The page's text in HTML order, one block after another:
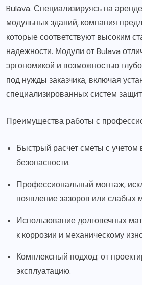
Bulava. Специализируясь на
модульных зданий, компания
которые соответствуют высоким
надежности. Модули от Bulava
эргономикой и возможностью
под нужды заказчика, включая
специализированных систем
Преимущества работы с
Быстрый расчет сметы с учетом
безопасности.
Профессиональный монтаж,
появление зазоров или слабых
Использование долговечных
к коррозии и механическому
Комплексный подход: от
эксплуатацию.